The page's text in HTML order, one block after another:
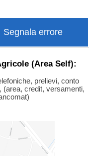
Segnala errore
(Area Self):
prelievi, conto
(area, credit, versamenti,